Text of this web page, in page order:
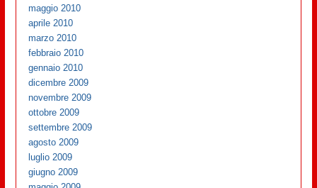
maggio 2010
aprile 2010
marzo 2010
febbraio 2010
gennaio 2010
dicembre 2009
novembre 2009
ottobre 2009
settembre 2009
agosto 2009
luglio 2009
giugno 2009